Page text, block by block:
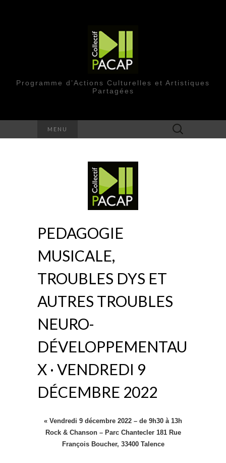
Programme d’Actions Culturelles et Artistiques
Partagées
MENU Rechercher :
PEDAGOGIE
MUSICALE,
TROUBLES DYS ET
AUTRES TROUBLES
NEURO-
DÉVELOPPEMENTAU
X · VENDREDI 9
DÉCEMBRE 2022
« Vendredi 9 décembre 2022 – de 9h30 à 13h
Rock & Chanson – Parc Chantecler 181 Rue
François Boucher, 33400 Talence